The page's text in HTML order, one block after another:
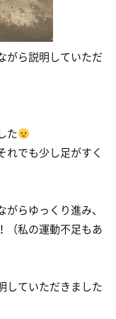
がら説明していただ
た
れでも少し足がすく
らゆっくり進み、
（私の運動不足もあ
していただきました